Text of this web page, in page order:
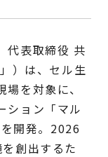
代表取締役 共
）は、セル生
を対象に、
ション「マル
開発。2026
創出するた